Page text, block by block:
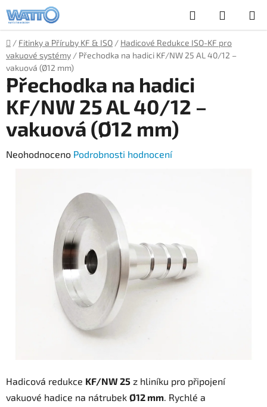
na
obsah
Hledat
KOŠÍK
Domů
/ Fitinky a Příruby KF & ISO / Hadicové Redukce ISO-KF pro
vakuové systémy / Přechodka na hadici KF/NW 25 AL 40/12 –
vakuová (Ø12 mm)
Hadicová redukce KF/NW 25 z hliníku pro připojení
vakuové hadice na nátrubek Ø12 mm. Rychlé a
Přechodka na hadici
KF/NW 25 AL 40/12 –
vakuová (Ø12 mm)
Průměrné
Neohodnoceno Podrobnosti hodnocení